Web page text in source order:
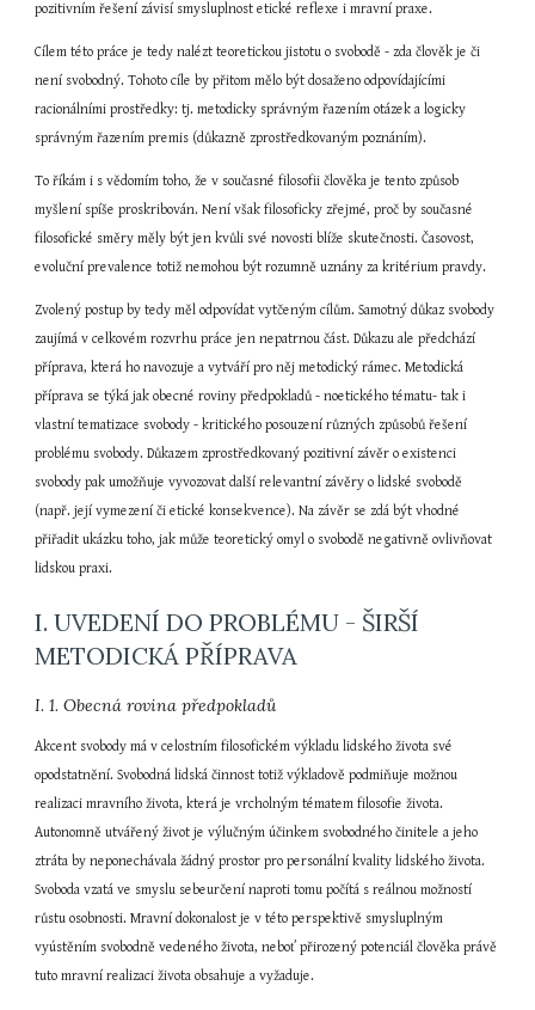
pozitivním řešení závisí smysluplnost etické reflexe i mravní praxe.
Cílem této práce je tedy nalézt teoretickou jistotu o svobodě - zda člověk je či
není svobodný. Tohoto cíle by přitom mělo být dosaženo odpovídajícími
racionálními prostředky: tj. metodicky správným řazením otázek a logicky
správným řazením premis (důkazně zprostředkovaným poznáním).
To říkám i s vědomím toho, že v současné filosofii člověka je tento způsob
myšlení spíše proskribován. Není však filosoficky zřejmé, proč by současné
filosofické směry měly být jen kvůli své novosti blíže skutečnosti. Časovost,
evoluční prevalence totiž nemohou být rozumně uznány za kritérium pravdy.
Zvolený postup by tedy měl odpovídat vytčeným cílům. Samotný důkaz svobody
zaujímá v celkovém rozvrhu práce jen nepatrnou část. Důkazu ale předchází
příprava, která ho navozuje a vytváří pro něj metodický rámec. Metodická
příprava se týká jak obecné roviny předpokladů - noetického tématu- tak i
vlastní tematizace svobody - kritického posouzení různých způsobů řešení
problému svobody. Důkazem zprostředkovaný pozitivní závěr o existenci
svobody pak umožňuje vyvozovat další relevantní závěry o lidské svobodě
(např. její vymezení či etické konsekvence). Na závěr se zdá být vhodné
přiřadit ukázku toho, jak může teoretický omyl o svobodě negativně ovlivňovat
lidskou praxi.
I. UVEDENÍ DO PROBLÉMU - ŠIRŠÍ
METODICKÁ PŘÍPRAVA
I. 1. Obecná rovina předpokladů
Akcent svobody má v celostním filosofickém výkladu lidského života své
opodstatnění. Svobodná lidská činnost totiž výkladově podmiňuje možnou
realizaci mravního života, která je vrcholným tématem filosofie života.
Autonomně utvářený život je výlučným účinkem svobodného činitele a jeho
ztráta by neponechávala žádný prostor pro personální kvality lidského života.
Svoboda vzatá ve smyslu sebeurčení naproti tomu počítá s reálnou možností
růstu osobnosti. Mravní dokonalost je v této perspektivě smysluplným
vyústěním svobodně vedeného života, neboť přirozený potenciál člověka právě
tuto mravní realizaci života obsahuje a vyžaduje.